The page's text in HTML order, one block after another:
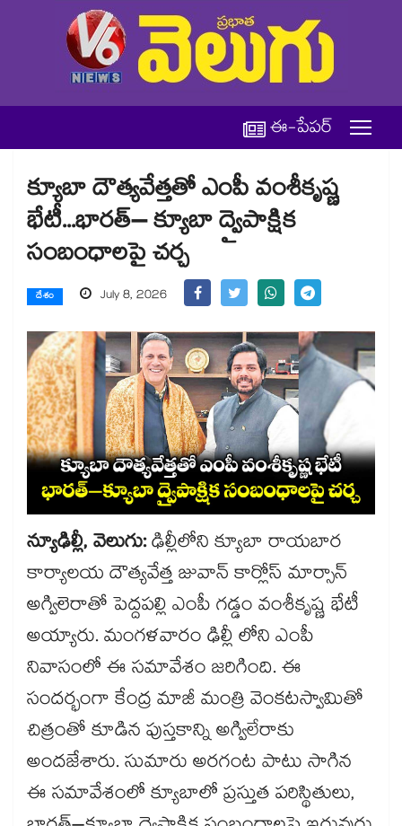
ఈ-పేపర్
క్యూబా దౌత్యవేత్తతో ఎంపీ వంశీకృష్ణ
భేటీ...భారత్– క్యూబా ద్వైపాక్షిక
సంబంధాలపై చర్చ
దేశం July 8, 2026
న్యూఢిల్లీ, వెలుగు:ఢిల్లీలోని క్యూబా రాయబార
కార్యాలయ దౌత్యవేత్త జువాన్ కార్లోస్ మార్సాన్
అగ్విలెరాతో పెద్దపల్లి ఎంపీ గడ్డం వంశీకృష్ణ భేటీ
అయ్యారు. మంగళవారం ఢిల్లీ లోని ఎంపీ
నివాసంలో ఈ సమావేశం జరిగింది. ఈ
సందర్భంగా కేంద్ర మాజీ మంత్రి వెంకటస్వామితో
చిత్రంతో కూడిన పుస్తకాన్ని అగ్విలేరాకు
అందజేశారు. సుమారు అరగంట పాటు సాగిన
ఈ సమావేశంలో క్యూబాలో ప్రస్తుత పరిస్థితులు,